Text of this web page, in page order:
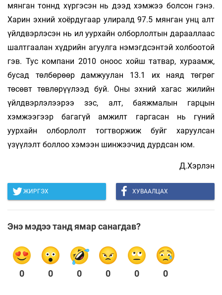
мянган тоннд хүргэсэн нь дээд хэмжээ болсон гэнэ.
Харин эхний хоёрдугаар улиралд 97.5 мянган унц алт
үйлдвэрлэсэн нь ил уурхайн олборлолтын дарааллаас
шалтгаалан хүдрийн агуулга нэмэгдсэнтэй холбоотой
гэв. Тус компани 2010 оноос хойш татвар, хураамж,
бусад төлбөрөөр дамжуулан 13.1 их наяд төгрөг
төсөвт төвлөрүүлээд буй. Оны эхний хагас жилийн
үйлдвэрлэлээрээ зэс, алт, баяжмалын гарцын
хэмжээгээр багагүй амжилт гаргасан нь гүний
уурхайн олборлолт тогтворжиж буйг харуулсан
үзүүлэлт боллоо хэмээн шинжээчид дурдсан юм.
Д.Хэрлэн
ЖИРГЭХ ХУВААЛЦАХ
Энэ мэдээ танд ямар санагдав?
0 0 0 0 0 0